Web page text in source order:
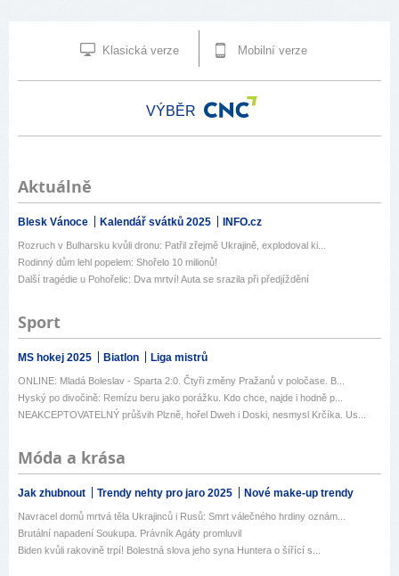
Klasická verze Mobilní verze
VÝBĚR
Aktuálně
Blesk Vánoce Kalendář svátků 2025 INFO.cz
Rozruch v Bulharsku kvůli dronu: Patřil zřejmě Ukrajině, explodoval ki...
Rodinný dům lehl popelem: Shořelo 10 milionů!
Další tragédie u Pohořelic: Dva mrtví! Auta se srazila při předjíždění
Sport
MS hokej 2025 Biatlon Liga mistrů
ONLINE: Mladá Boleslav - Sparta 2:0. Čtyři změny Pražanů v poločase. B...
Hyský po divočině: Remízu beru jako porážku. Kdo chce, najde i hodně p...
NEAKCEPTOVATELNÝ průšvih Plzně, hořel Dweh i Doski, nesmysl Krčíka. Us...
Móda a krása
Jak zhubnout Trendy nehty pro jaro 2025 Nové make-up trendy
Navracel domů mrtvá těla Ukrajinců i Rusů: Smrt válečného hrdiny oznám...
Brutální napadení Soukupa. Právník Agáty promluvil
Biden kvůli rakovině trpí! Bolestná slova jeho syna Huntera o šířící s...